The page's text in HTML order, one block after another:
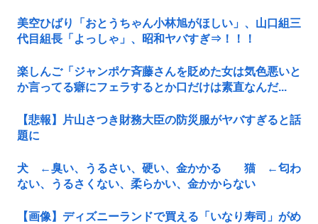
美空ひばり「おとうちゃん小林旭がほしい」、山口組三
代目組長「よっしゃ」、昭和ヤバすぎ⇒！！！
楽しんご「ジャンポケ斉藤さんを貶めた女は気色悪いと
か言ってる癖にフェラするとか口だけは素直なんだ...
【悲報】片山さつき財務大臣の防災服がヤバすぎると話
題に
犬 ←臭い、うるさい、硬い、金かかる 猫 ←匂わ
ない、うるさくない、柔らかい、金かからない
【画像】ディズニーランドで買える「いなり寿司」がめ